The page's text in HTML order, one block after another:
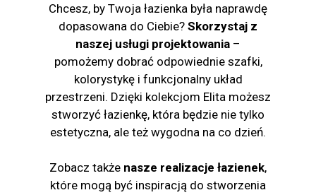
Chcesz, by Twoja łazienka była naprawdę
dopasowana do Ciebie? Skorzystaj z
naszej usługi projektowania –
pomożemy dobrać odpowiednie szafki,
kolorystykę i funkcjonalny układ
przestrzeni. Dzięki kolekcjom Elita możesz
stworzyć łazienkę, która będzie nie tylko
estetyczna, ale też wygodna na co dzień.
Zobacz także nasze realizacje łazienek,
które mogą być inspiracją do stworzenia